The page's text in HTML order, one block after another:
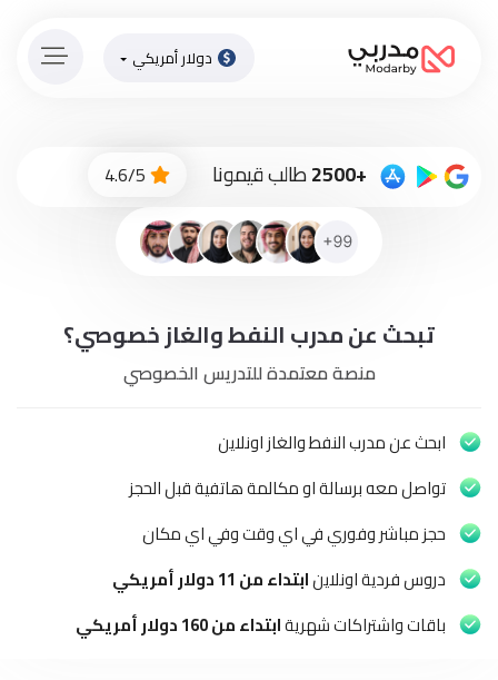
الاّن
أونلاين
باقات
وطلاب
المدارس
دولار أمريكي
+2500 طالب قيمونا 4.6/5
تبحث عن مدرب النفط والغاز خصوصي؟
منصة معتمدة للتدريس الخصوصي
ابحث عن مدرب النفط والغاز اونلاين
تواصل معه برسالة او مكالمة هاتفية قبل الحجز
حجز مباشر وفوري في اي وقت وفي اي مكان
دروس فردية اونلاينابتداء من 11 دولار أمريكي
باقات واشتراكات شهريةابتداء من 160 دولار أمريكي